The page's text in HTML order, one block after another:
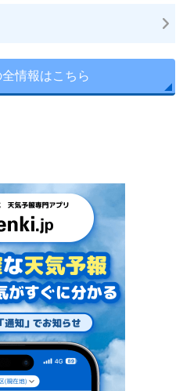
情報はこちら